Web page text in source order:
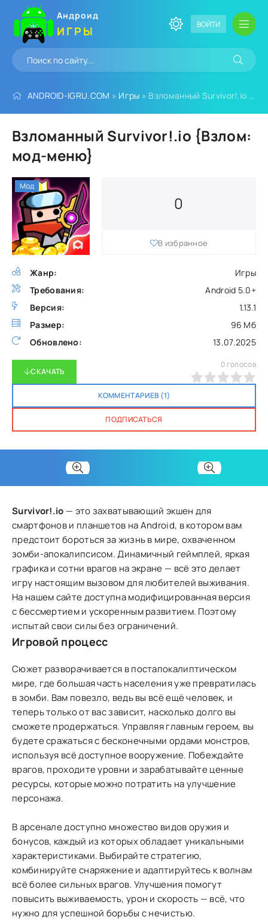
Андроид
ИГРЫ ВОЙТИ
ANDROID-IGRU.COM » Игры » Взломанный Survivor!.io {Взлом: мод-меню}
Взломанный Survivor!.io {Взлом:
мод-меню}
Жанр:
Игры
Требования:
Android 5.0+
Версия:
1.13.1
Размер:
96 Мб
Обновлено:
13.07.2025
0
В избранное
СКАЧАТЬ
КОММЕНТАРИЕВ (1)
ПОДПИСАТЬСЯ
0 голосов
Мод
Survivor!.io — это захватывающий экшен для
смартфонов и планшетов на Android, в котором вам
предстоит бороться за жизнь в мире, охваченном
зомби-апокалипсисом. Динамичный геймплей, яркая
графика и сотни врагов на экране — всё это делает
игру настоящим вызовом для любителей выживания.
На нашем сайте доступна модифицированная версия
с бессмертием и ускоренным развитием. Поэтому
испытай свои силы без ограничений.
Игровой процесс
Сюжет разворачивается в постапокалиптическом
мире, где большая часть населения уже превратилась
в зомби. Вам повезло, ведь вы всё ещё человек, и
теперь только от вас зависит, насколько долго вы
сможете продержаться. Управляя главным героем, вы
будете сражаться с бесконечными ордами монстров,
используя всё доступное вооружение. Побеждайте
врагов, проходите уровни и зарабатывайте ценные
ресурсы, которые можно потратить на улучшение
персонажа.
В арсенале доступно множество видов оружия и
бонусов, каждый из которых обладает уникальными
характеристиками. Выбирайте стратегию,
комбинируйте снаряжение и адаптируйтесь к волнам
всё более сильных врагов. Улучшения помогут
повысить выживаемость, урон и скорость — всё, что
нужно для успешной борьбы с нечистью.